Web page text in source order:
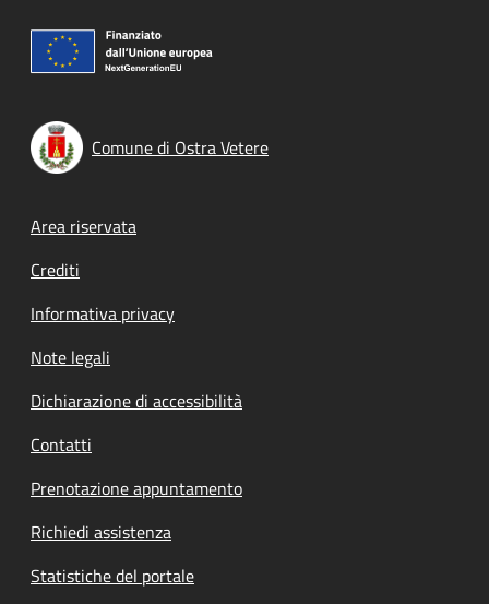
Comune di Ostra Vetere
Footer menu
Area riservata
Crediti
Informativa privacy
Note legali
Dichiarazione di accessibilità
Contatti
Prenotazione appuntamento
Richiedi assistenza
Statistiche del portale